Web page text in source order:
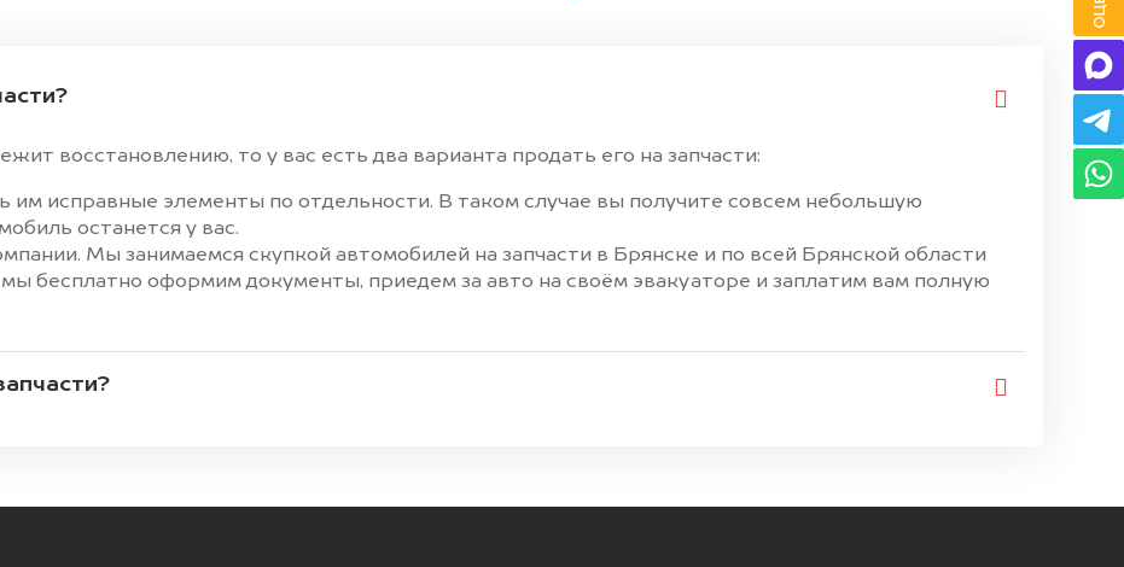
восстановлению, то у вас есть два варианта продать его на запчасти:
им исправные элементы по отдельности. В таком случае вы получите совсем небольшую
останется у вас.
Мы занимаемся скупкой автомобилей на запчасти в Брянске и по всей Брянской области
бесплатно оформим документы, приедем за авто на своём эвакуаторе и заплатим вам полную